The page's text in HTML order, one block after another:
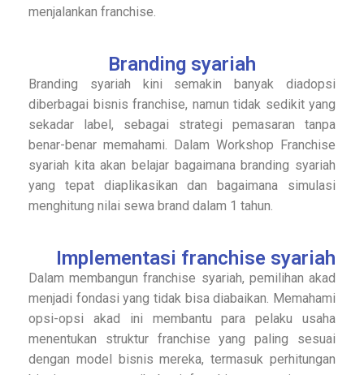
menjalankan franchise.
Branding syariah
Branding syariah kini semakin banyak diadopsi
diberbagai bisnis franchise, namun tidak sedikit yang
sekadar label, sebagai strategi pemasaran tanpa
benar-benar memahami. Dalam Workshop Franchise
syariah kita akan belajar bagaimana branding syariah
yang tepat diaplikasikan dan bagaimana simulasi
menghitung nilai sewa brand dalam 1 tahun.
Implementasi franchise syariah
Dalam membangun franchise syariah, pemilihan akad
menjadi fondasi yang tidak bisa diabaikan. Memahami
opsi-opsi akad ini membantu para pelaku usaha
menentukan struktur franchise yang paling sesuai
dengan model bisnis mereka, termasuk perhitungan